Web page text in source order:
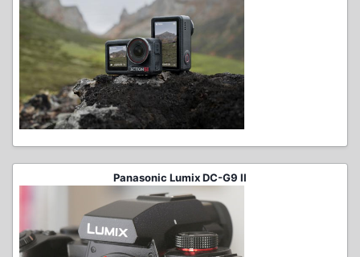
Panasonic Lumix DC-G9 II